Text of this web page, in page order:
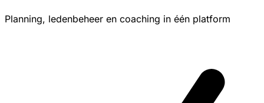
Planning, ledenbeheer en coaching in één platform